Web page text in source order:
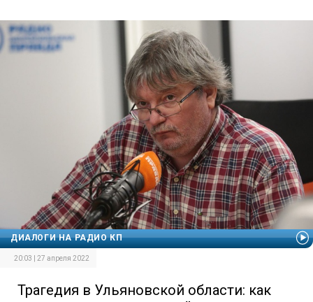
ДИАЛОГИ НА РАДИО КП
20:03 | 27 апреля 2022
Трагедия в Ульяновской области: как